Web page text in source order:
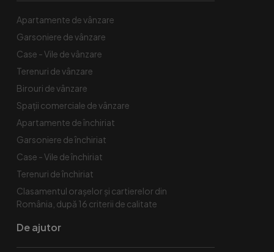
Apartamente de vânzare
Garsoniere de vânzare
Case - Vile de vânzare
Terenuri de vânzare
Birouri de vânzare
Spaţii comerciale de vânzare
Apartamente de închiriat
Garsoniere de închiriat
Case - Vile de închiriat
Terenuri de închiriat
Clasamentul orașelor și cartierelor din
România, după 16 criterii de calitate
De ajutor